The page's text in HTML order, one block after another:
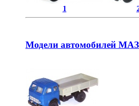
1
Модели автомобилей